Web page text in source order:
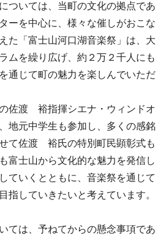
ついては、当町の文化の拠点であ
ーを中心に、様々な催しがおこな
た「富士山河口湖音楽祭」は、大
ムを繰り広げ、約２万２千人にも
通じて町の魅力を楽しんでいただ
佐渡 裕指揮シエナ・ウィンドオ
地元中学生も参加し、多くの感銘
て佐渡 裕氏の特別町民顕彰式も
富士山から文化的な魅力を発信し
ていくとともに、音楽祭を通じて
指していきたいと考えています。
ては、予ねてからの懸念事項であ